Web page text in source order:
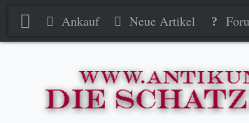
Ankauf Neue Artikel